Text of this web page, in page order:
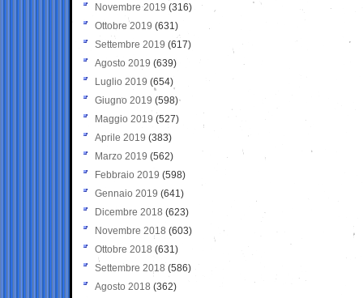
Novembre 2019 (316)
Ottobre 2019 (631)
Settembre 2019 (617)
Agosto 2019 (639)
Luglio 2019 (654)
Giugno 2019 (598)
Maggio 2019 (527)
Aprile 2019 (383)
Marzo 2019 (562)
Febbraio 2019 (598)
Gennaio 2019 (641)
Dicembre 2018 (623)
Novembre 2018 (603)
Ottobre 2018 (631)
Settembre 2018 (586)
Agosto 2018 (362)